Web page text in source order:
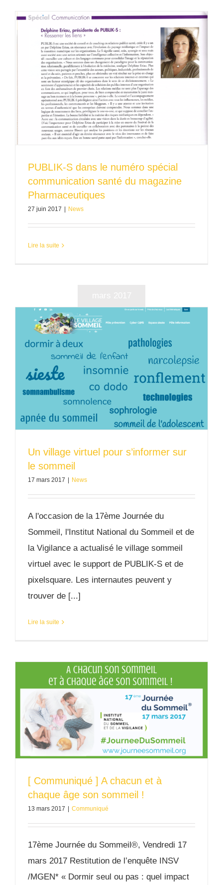
PUBLIK-S dans le numéro spécial
communication santé du magazine
Pharmaceutiques
27 juin 2017 News
Lire la suite
Un village virtuel pour s’informer sur
le sommeil
17 mars 2017 News
A l'occasion de la 17ème Journée du
Sommeil, l'Institut National du Sommeil et de
la Vigilance a actualisé le village sommeil
virtuel avec le support de PUBLIK-S et de
pixelsquare. Les internautes peuvent y
trouver de [...]
Lire la suite
[ Communiqué ] A chacun et à
chaque âge son sommeil !
13 mars 2017 Communiqué
17ème Journée du Sommeil®, Vendredi 17
mars 2017 Restitution de l’enquête INSV
/MGEN* « Dormir seul ou pas : quel impact